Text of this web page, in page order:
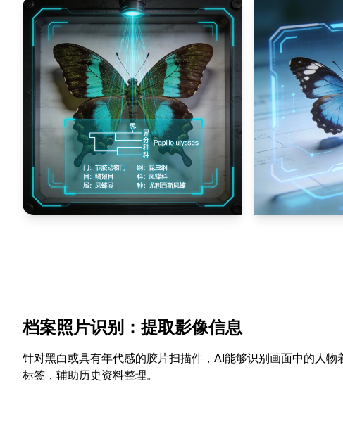
档案照片识别：提取影像信息
针对黑白或具有年代感的胶片扫描件，AI能够识别画面中的人物
标签，辅助历史资料整理。